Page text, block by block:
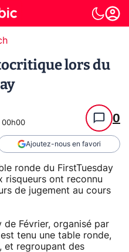
lors du
00h00 0
Ajoutez-nous en favori
ronde du FirstTuesday
risqueurs ont reconnu
de jugement au cours
de Février, organisé par
tenu une table ronde,
et regroupant des